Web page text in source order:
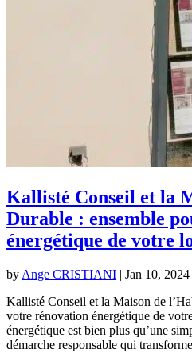
Kallisté Conseil et la
Durable : ensemble
énergétique de votre
by Ange CRISTIANI | Jan 10, 2024
Kallisté Conseil et la Maison de
votre rénovation énergétique de
énergétique est bien plus qu’une
démarche responsable qui